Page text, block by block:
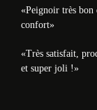
«Peignoir très bon
confort»
«Très satisfait,
et super joli !»